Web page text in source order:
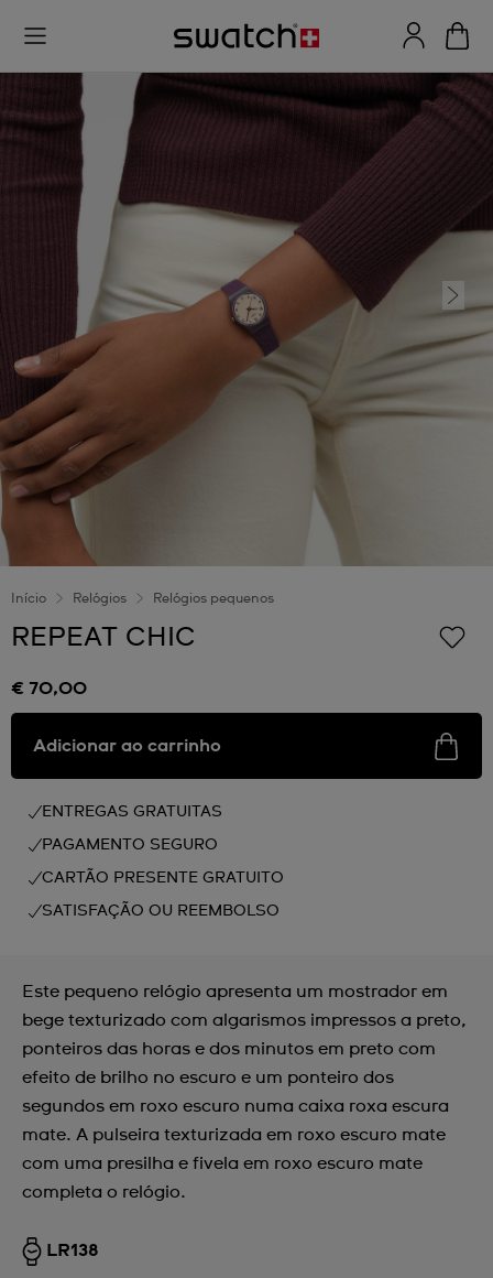
Início Relógios Relógios pequenos
REPEAT CHIC
€ 70,00
Adicionar ao carrinho
ENTREGAS GRATUITAS
PAGAMENTO SEGURO
CARTÃO PRESENTE GRATUITO
SATISFAÇÃO OU REEMBOLSO
Este pequeno relógio apresenta um mostrador em
bege texturizado com algarismos impressos a preto,
ponteiros das horas e dos minutos em preto com
efeito de brilho no escuro e um ponteiro dos
segundos em roxo escuro numa caixa roxa escura
mate. A pulseira texturizada em roxo escuro mate
com uma presilha e fivela em roxo escuro mate
completa o relógio.
LR138